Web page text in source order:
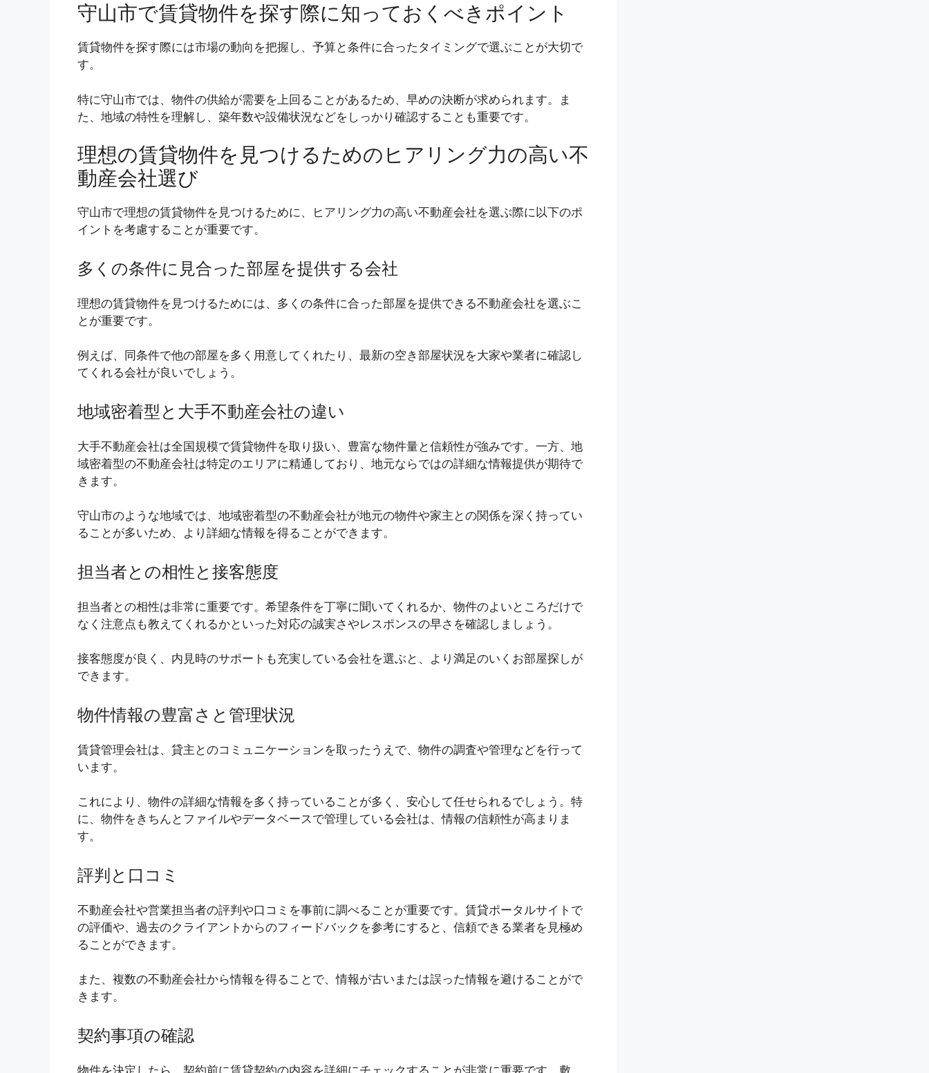
守山市で賃貸物件を探す際に知っておくべきポイント
賃貸物件を探す際には市場の動向を把握し、予算と条件に合ったタイミングで選ぶことが大切で
す。
特に守山市では、物件の供給が需要を上回ることがあるため、早めの決断が求められます。ま
た、地域の特性を理解し、築年数や設備状況などをしっかり確認することも重要です。
理想の賃貸物件を見つけるためのヒアリング力の高い不
動産会社選び
守山市で理想の賃貸物件を見つけるために、ヒアリング力の高い不動産会社を選ぶ際に以下のポ
イントを考慮することが重要です。
多くの条件に見合った部屋を提供する会社
理想の賃貸物件を見つけるためには、多くの条件に合った部屋を提供できる不動産会社を選ぶこ
とが重要です。
例えば、同条件で他の部屋を多く用意してくれたり、最新の空き部屋状況を大家や業者に確認し
てくれる会社が良いでしょう。
地域密着型と大手不動産会社の違い
大手不動産会社は全国規模で賃貸物件を取り扱い、豊富な物件量と信頼性が強みです。一方、地
域密着型の不動産会社は特定のエリアに精通しており、地元ならではの詳細な情報提供が期待で
きます。
守山市のような地域では、地域密着型の不動産会社が地元の物件や家主との関係を深く持ってい
ることが多いため、より詳細な情報を得ることができます。
担当者との相性と接客態度
担当者との相性は非常に重要です。希望条件を丁寧に聞いてくれるか、物件のよいところだけで
なく注意点も教えてくれるかといった対応の誠実さやレスポンスの早さを確認しましょう。
接客態度が良く、内見時のサポートも充実している会社を選ぶと、より満足のいくお部屋探しが
できます。
物件情報の豊富さと管理状況
賃貸管理会社は、貸主とのコミュニケーションを取ったうえで、物件の調査や管理などを行って
います。
これにより、物件の詳細な情報を多く持っていることが多く、安心して任せられるでしょう。特
に、物件をきちんとファイルやデータベースで管理している会社は、情報の信頼性が高まりま
す。
評判と口コミ
不動産会社や営業担当者の評判や口コミを事前に調べることが重要です。賃貸ポータルサイトで
の評価や、過去のクライアントからのフィードバックを参考にすると、信頼できる業者を見極め
ることができます。
また、複数の不動産会社から情報を得ることで、情報が古いまたは誤った情報を避けることがで
きます。
契約事項の確認
物件を決定したら、契約前に賃貸契約の内容を詳細にチェックすることが非常に重要です。敷